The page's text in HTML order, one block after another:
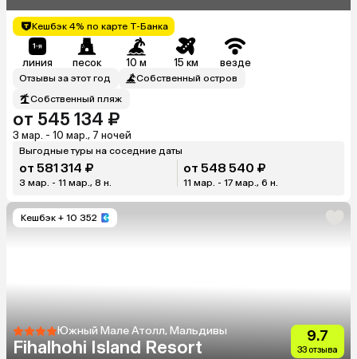
Кешбэк 4% по карте Т-Банка
линия песок 10 м 15 км везде
Отзывы за этот год
Собственный остров
Собственный пляж
от 545 134 ₽
3 мар. - 10 мар., 7 ночей
Выгодные туры на соседние даты
от 581 314 ₽
3 мар. - 11 мар., 8 н.
от 548 540 ₽
11 мар. - 17 мар., 6 н.
Кешбэк + 10 352
Южный Мале Атолл, Мальдивы
Fihalhohi Island Resort
9.7
33 отзыва